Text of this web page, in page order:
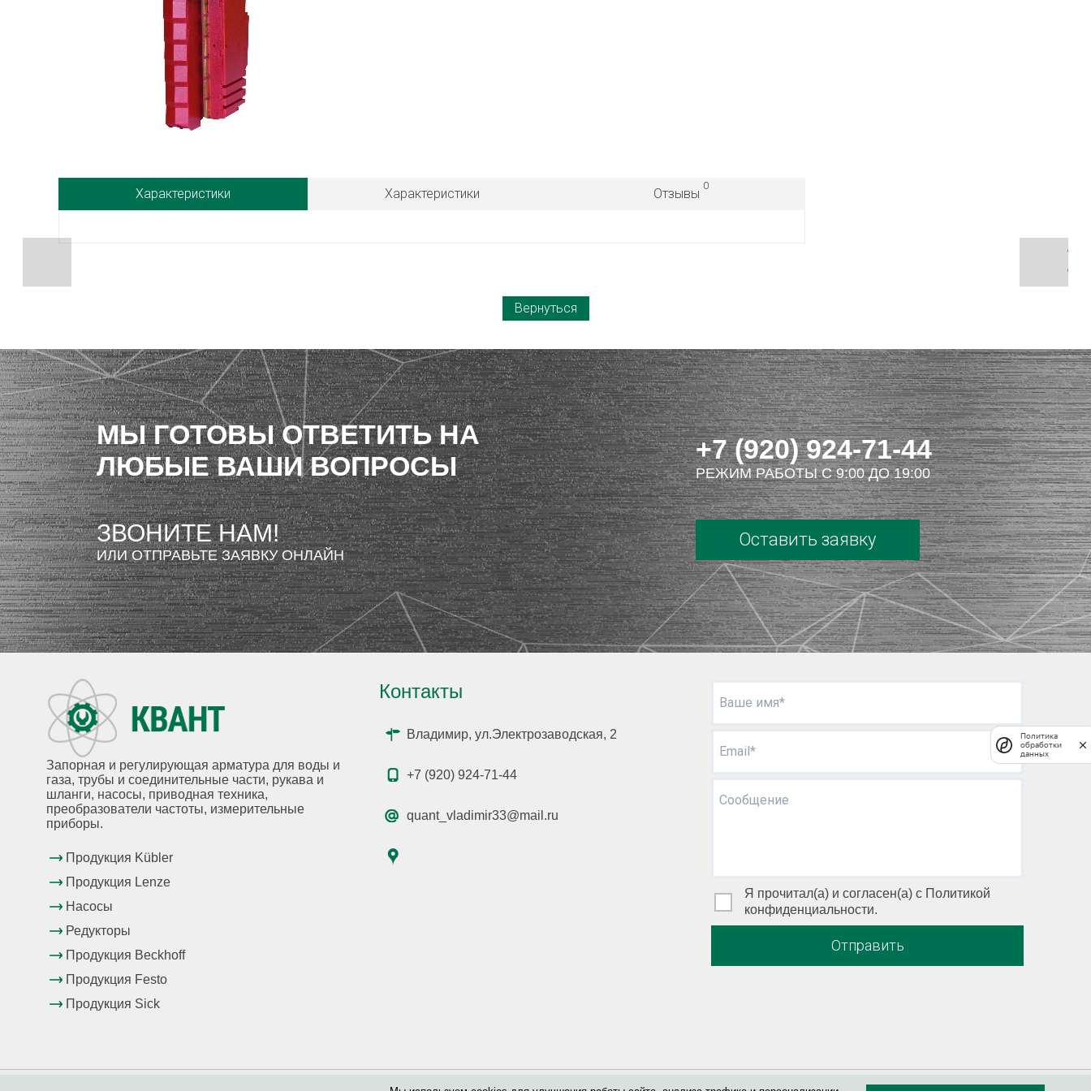
Характеристики Характеристики Отзывы
0
Вернуться
МЫ ГОТОВЫ ОТВЕТИТЬ НА
ЛЮБЫЕ ВАШИ ВОПРОСЫ
ЗВОНИТЕ НАМ!
ИЛИ ОТПРАВЬТЕ ЗАЯВКУ ОНЛАЙН
+7 (920) 924-71-44
РЕЖИМ РАБОТЫ С 9:00 ДО 19:00
Оставить заявку
Запорная и регулирующая арматура для воды и
газа, трубы и соединительные части, рукава и
шланги, насосы, приводная техника,
преобразователи частоты, измерительные
приборы.
Продукция Kübler
Продукция Lenze
Насосы
Редукторы
Продукция Beckhoff
Продукция Festo
Продукция Sick
Контакты
Владимир, ул.Электрозаводская, 2
+7 (920) 924-71-44
quant_vladimir33@mail.ru
Ваше имя*
Email*
Сообщение
Я прочитал(а) и согласен(а) с Политикой
конфиденциальности.
Отправить
Политика
обработки
данных